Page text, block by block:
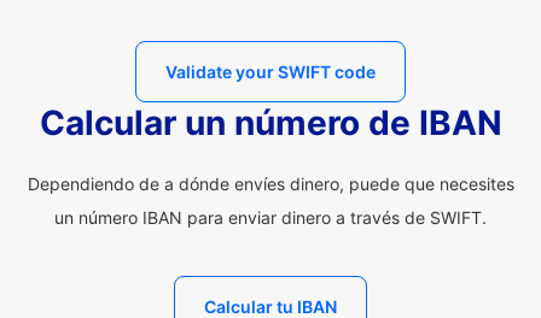
Validate your SWIFT code
Calcular un número de IBAN
Dependiendo de a dónde envíes dinero, puede que necesites
un número IBAN para enviar dinero a través de SWIFT.
Calcular tu IBAN